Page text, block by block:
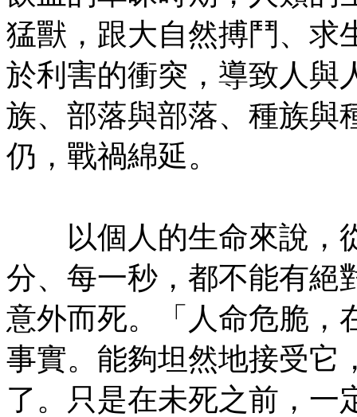
猛獸，跟大自然搏鬥、求
於利害的衝突，導致人與
族、部落與部落、種族與
仍，戰禍綿延。
以個人的生命來說，
分、每一秒，都不能有絕
意外而死。「人命危脆，
事實。能夠坦然地接受它
了。只是在未死之前，一